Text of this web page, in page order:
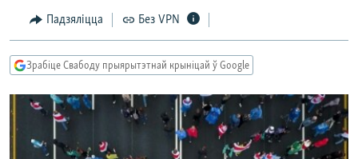
пошукуБЕЛАРУСЫ НА ВАЙНЕ
КУЛЬТУРА
КАЛЯНДАР
АЎДЫЁКНІГІ
МОВА
НА ХВАЛЯХ СВАБОДЫ
TWITTER
Усе сайты РС/РСЭ
Падзяліцца Без VPN
Зрабіце Свабоду прыярытэтнай крыніцай ў Google